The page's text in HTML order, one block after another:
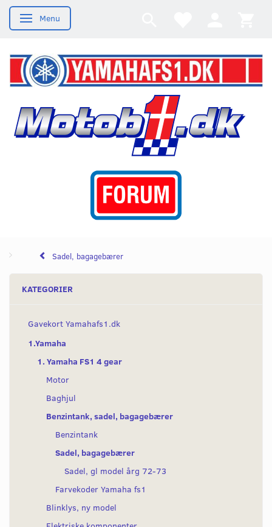
Skifte navigation
Menu
Sadel, bagagebærer
KATEGORIER
Gavekort Yamahafs1.dk
1.Yamaha
1. Yamaha FS1 4 gear
Motor
Baghjul
Benzintank, sadel, bagagebærer
Benzintank
Sadel, bagagebærer
Sadel, gl model årg 72-73
Farvekoder Yamaha fs1
Blinklys, ny model